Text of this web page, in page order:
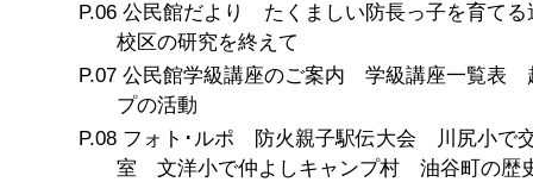
公民館だより たくましい防長っ子を育て
校区の研究を終えて
公民館学級講座のご案内 学級講座一覧表
プの活動
フォト･ルポ 防火親子駅伝大会 川尻小で
室 文洋小で仲よしキャンプ村 油谷町の歴